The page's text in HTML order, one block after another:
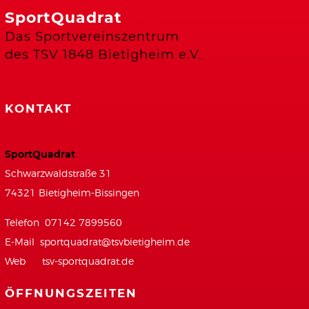
SportQuadrat
Das Sportvereinszentrum
des TSV 1848 Bietigheim e.V.
KONTAKT
SportQuadrat
Schwarzwaldstraße 31
74321 Bietigheim-Bissingen
Telefon 07142 7899560
E-Mail sportquadrat@tsvbietigheim.de
Web tsv-sportquadrat.de
ÖFFNUNGSZEITEN